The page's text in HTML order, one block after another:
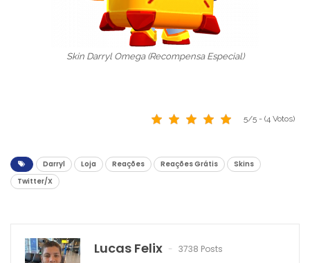
Skin Darryl Omega (Recompensa Especial)
5/5 - (4 Votos)
Darryl Loja Reações Reações Grátis
Skins
Twitter/X
Lucas Felix 3738 Posts